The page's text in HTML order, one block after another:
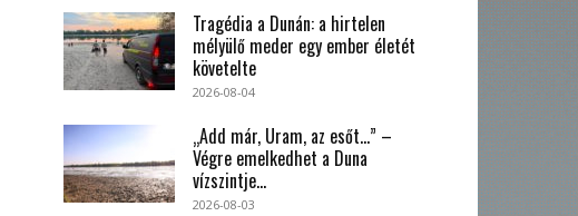
Tragédia a Dunán: a hirtelen
mélyülő meder egy ember életét
követelte
2026-08-04
„Add már, Uram, az esőt…” –
Végre emelkedhet a Duna
vízszintje...
2026-08-03